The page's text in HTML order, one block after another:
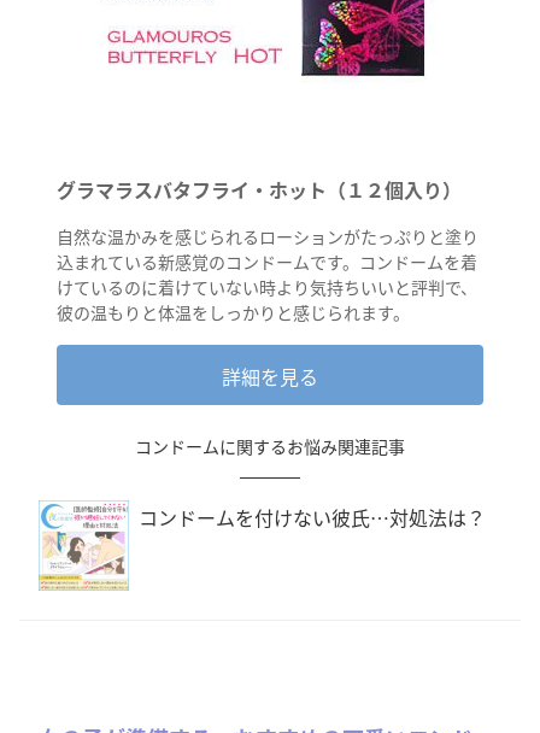
グラマラスバタフライ・ホット（１２個入り）
自然な温かみを感じられるローションがたっぷりと塗り
込まれている新感覚のコンドームです。コンドームを着
けているのに着けていない時より気持ちいいと評判で、
彼の温もりと体温をしっかりと感じられます。
詳細を見る
コンドームに関するお悩み関連記事
コンドームを付けない彼氏…対処法は？